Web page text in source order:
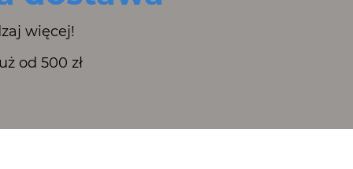
więcej!
od 500 zł